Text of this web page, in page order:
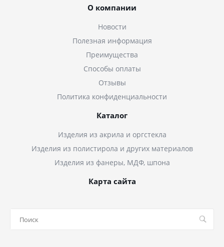
О компании
Новости
Полезная информация
Преимущества
Способы оплаты
Отзывы
Политика конфиденциальности
Каталог
Изделия из акрила и оргстекла
Изделия из полистирола и других материалов
Изделия из фанеры, МДФ, шпона
Карта сайта